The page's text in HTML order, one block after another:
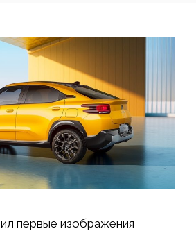
первые изображения